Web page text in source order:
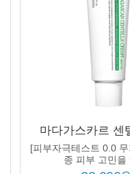
마다가스카르 센
50ml 병풀잎수
케어
[피부자극테스트 0.0
종 피부 고민을